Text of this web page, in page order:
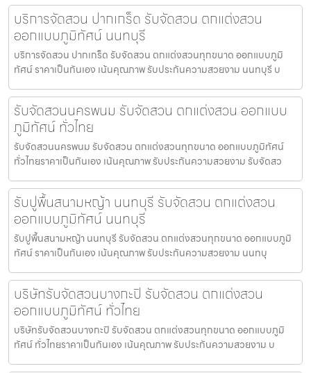
บริการจัดสวน ปากเกร็ด รับจัดสวน ตกแต่งสวน
ออกแบบภูมิทัศน์ นนทบุรี
บริการจัดสวน ปากเกร็ด รับจัดสวน ตกแต่งสวนทุกขนาด ออกแบบภูมิ
ทัศน์ ราคาเป็นกันเอง เน้นคุณภาพ รับประกันความสวยงาม นนทบุรี บ
รับจัดสวนนครพนม รับจัดสวน ตกแต่งสวน ออกแบบ
ภูมิทัศน์ ทั่วไทย
รับจัดสวนนครพนม รับจัดสวน ตกแต่งสวนทุกขนาด ออกแบบภูมิทัศน์
ทั่วไทยราคาเป็นกันเอง เน้นคุณภาพ รับประกันความสวยงาม รับจัดสว
รับปูพื้นสนามหญ้า นนทบุรี รับจัดสวน ตกแต่งสวน
ออกแบบภูมิทัศน์ นนทบุรี
รับปูพื้นสนามหญ้า นนทบุรี รับจัดสวน ตกแต่งสวนทุกขนาด ออกแบบภูมิ
ทัศน์ ราคาเป็นกันเอง เน้นคุณภาพ รับประกันความสวยงาม นนทบุ
บริษัทรับจัดสวนบางกะปิ รับจัดสวน ตกแต่งสวน
ออกแบบภูมิทัศน์ ทั่วไทย
บริษัทรับจัดสวนบางกะปิ รับจัดสวน ตกแต่งสวนทุกขนาด ออกแบบภูมิ
ทัศน์ ทั่วไทยราคาเป็นกันเอง เน้นคุณภาพ รับประกันความสวยงาม บ